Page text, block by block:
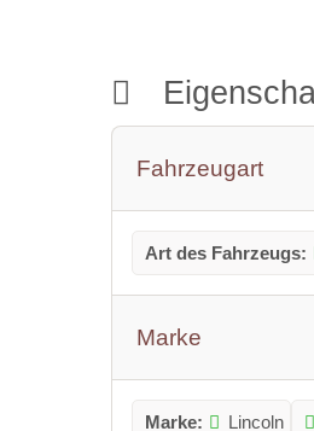
Fahrzeugart
Art des Fahrzeugs:
Marke
Marke: Lincoln